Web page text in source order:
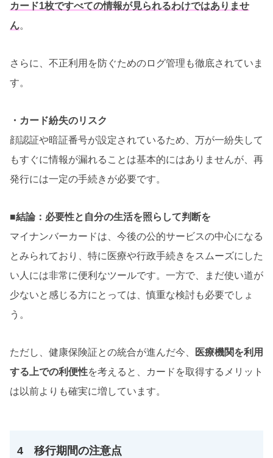
カード1枚ですべての情報が見られるわけではありませ
ん。
さらに、不正利用を防ぐためのログ管理も徹底されていま
す。
・カード紛失のリスク
顔認証や暗証番号が設定されているため、万が一紛失して
もすぐに情報が漏れることは基本的にはありませんが、再
発行には一定の手続きが必要です。
■結論：必要性と自分の生活を照らして判断を
マイナンバーカードは、今後の公的サービスの中心になる
とみられており、特に医療や行政手続きをスムーズにした
い人には非常に便利なツールです。一方で、まだ使い道が
少ないと感じる方にとっては、慎重な検討も必要でしょ
う。
ただし、健康保険証との統合が進んだ今、
医療機関を利用
する上での利便性を考えると、カードを取得するメリット
は以前よりも確実に増しています。
4 移行期間の注意点